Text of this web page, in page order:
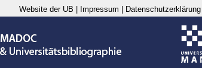
Website der UB Impressum Datenschutzerklärung